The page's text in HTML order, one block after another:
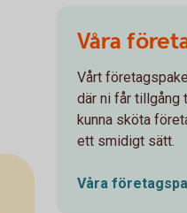
Våra
Vårt
där ni får tillgång
kunna sköta
ett smidigt sätt.
Våra